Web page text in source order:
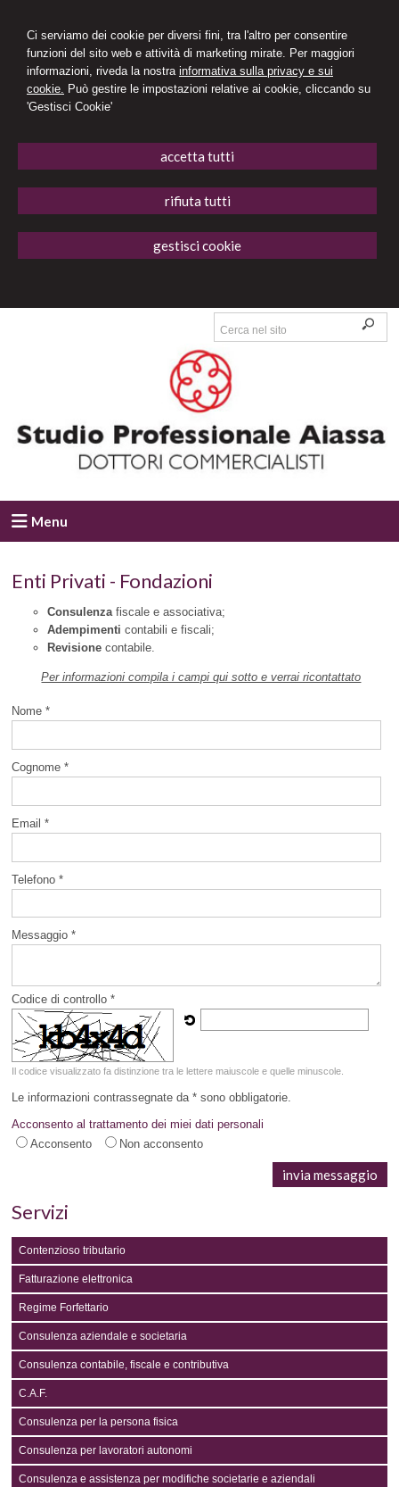
Ci serviamo dei cookie per diversi fini, tra l'altro per consentire
funzioni del sito web e attività di marketing mirate. Per maggiori
informazioni, riveda la nostra informativa sulla privacy e sui
cookie. Può gestire le impostazioni relative ai cookie, cliccando su
'Gestisci Cookie'
accetta tutti
rifiuta tutti
gestisci cookie
Menu
Enti Privati - Fondazioni
Consulenzafiscale e associativa;
Adempimenti contabili e fiscali;
Revisione contabile.
Per informazioni compila i campi qui sotto e verrai ricontattato
Nome *
Cognome *
Email *
Telefono *
Messaggio *
Codice di controllo *
Il codice visualizzato fa distinzione tra le lettere maiuscole e quelle minuscole.
Le informazioni contrassegnate da * sono obbligatorie.
Acconsento al trattamento dei miei dati personali
Acconsento
Non acconsento
Servizi
Contenzioso tributario
Fatturazione elettronica
Regime Forfettario
Consulenza aziendale e societaria
Consulenza contabile, fiscale e contributiva
C.A.F.
Consulenza per la persona fisica
Consulenza per lavoratori autonomi
Consulenza e assistenza per modifiche societarie e aziendali